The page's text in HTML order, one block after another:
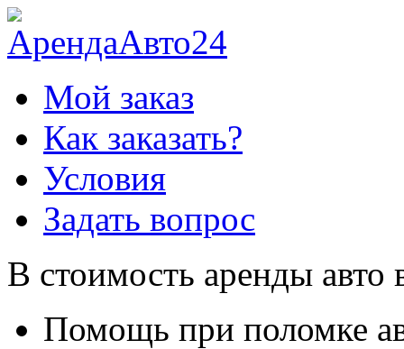
Мой заказ
Как заказать?
Условия
Задать вопрос
В стоимость аренды авто
Помощь при поломке